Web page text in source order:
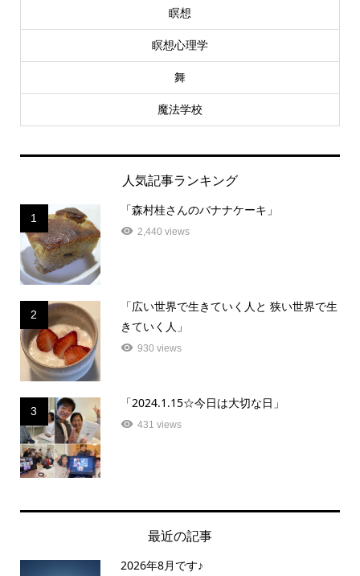
瞑想
瞑想心理学
舞
魔法学校
人気記事ランキング
1
「森村桂さんのバナナケーキ」
2,440 views
2
「広い世界で生きていく人と 狭い世界で生
きていく人」
930 views
3
「2024.1.15☆今日は大切な日」
431 views
最近の記事
2026年8月です♪